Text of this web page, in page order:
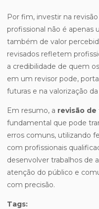
Por fim, investir na
profissional não é apenas
também de valor
revisados refletem
a credibilidade de quem
em um revisor pode,
futuras e na valorização
Em resumo, a revisão
fundamental que pode
erros comuns, utilizando
com profissionais
desenvolver trabalhos de
atenção do público e
com precisão.
Tags: